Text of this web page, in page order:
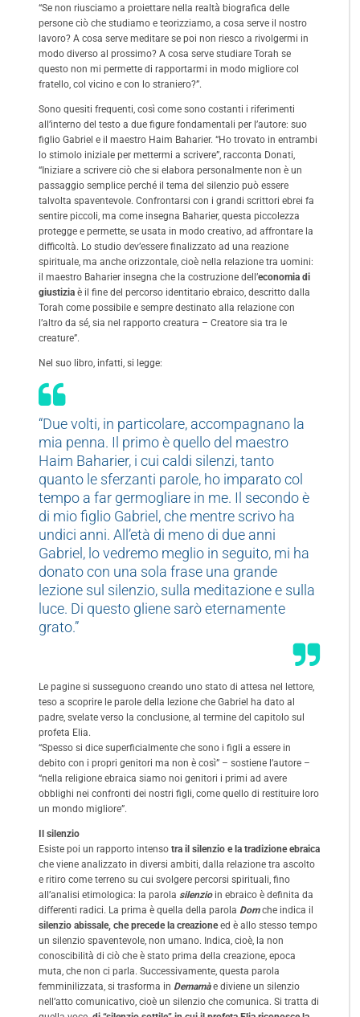
“Se non riusciamo a proiettare nella realtà biografica delle
persone ciò che studiamo e teorizziamo, a cosa serve il nostro
lavoro? A cosa serve meditare se poi non riesco a rivolgermi in
modo diverso al prossimo? A cosa serve studiare Torah se
questo non mi permette di rapportarmi in modo migliore col
fratello, col vicino e con lo straniero?”.
Sono quesiti frequenti, così come sono costanti i riferimenti
all’interno del testo a due figure fondamentali per l’autore: suo
figlio Gabriel e il maestro Haim Baharier. “Ho trovato in entrambi
lo stimolo iniziale per mettermi a scrivere”, racconta Donati,
“Iniziare a scrivere ciò che si elabora personalmente non è un
passaggio semplice perché il tema del silenzio può essere
talvolta spaventevole. Confrontarsi con i grandi scrittori ebrei fa
sentire piccoli, ma come insegna Baharier, questa piccolezza
protegge e permette, se usata in modo creativo, ad affrontare la
difficoltà. Lo studio dev’essere finalizzato ad una reazione
spirituale, ma anche orizzontale, cioè nella relazione tra uomini:
il maestro Baharier insegna che la costruzione dell’economia di
giustizia è il fine del percorso identitario ebraico, descritto dalla
Torah come possibile e sempre destinato alla relazione con
l’altro da sé, sia nel rapporto creatura – Creatore sia tra le
creature”.
Nel suo libro, infatti, si legge:
“Due volti, in particolare, accompagnano la
mia penna. Il primo è quello del maestro
Haim Baharier, i cui caldi silenzi, tanto
quanto le sferzanti parole, ho imparato col
tempo a far germogliare in me. Il secondo è
di mio figlio Gabriel, che mentre scrivo ha
undici anni. All’età di meno di due anni
Gabriel, lo vedremo meglio in seguito, mi ha
donato con una sola frase una grande
lezione sul silenzio, sulla meditazione e sulla
luce. Di questo gliene sarò eternamente
grato.”
Le pagine si susseguono creando uno stato di attesa nel lettore,
teso a scoprire le parole della lezione che Gabriel ha dato al
padre, svelate verso la conclusione, al termine del capitolo sul
profeta Elia.
“Spesso si dice superficialmente che sono i figli a essere in
debito con i propri genitori ma non è così” – sostiene l’autore –
“nella religione ebraica siamo noi genitori i primi ad avere
obblighi nei confronti dei nostri figli, come quello di restituire loro
un mondo migliore”.
Il silenzio
Esiste poi un rapporto intenso tra il silenzio e la tradizione ebraica
che viene analizzato in diversi ambiti, dalla relazione tra ascolto
e ritiro come terreno su cui svolgere percorsi spirituali, fino
all’analisi etimologica: la parola silenzioin ebraico è definita da
differenti radici. La prima è quella della parola Domche indica il
silenzio abissale, che precede la creazioneed è allo stesso tempo
un silenzio spaventevole, non umano. Indica, cioè, la non
conoscibilità di ciò che è stato prima della creazione, epoca
muta, che non ci parla. Successivamente, questa parola
femminilizzata, si trasforma in Demamà e diviene un silenzio
nell’atto comunicativo, cioè un silenzio che comunica. Si tratta di